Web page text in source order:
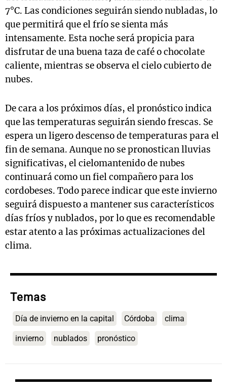
7°C. Las condiciones seguirán siendo nubladas, lo
que permitirá que el frío se sienta más
intensamente. Esta noche será propicia para
disfrutar de una buena taza de café o chocolate
caliente, mientras se observa el cielo cubierto de
nubes.
De cara a los próximos días, el pronóstico indica
que las temperaturas seguirán siendo frescas. Se
espera un ligero descenso de temperaturas para el
fin de semana. Aunque no se pronostican lluvias
significativas, el cielomantenido de nubes
continuará como un fiel compañero para los
cordobeses. Todo parece indicar que este invierno
seguirá dispuesto a mantener sus característicos
días fríos y nublados, por lo que es recomendable
estar atento a las próximas actualizaciones del
clima.
Temas
Día de invierno en la capital Córdoba clima
invierno nublados pronóstico